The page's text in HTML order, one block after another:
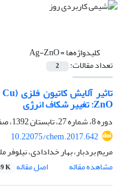
کلیدواژه‌ها =Ag-ZnO
تعداد مقالات: 2
ZnO: تغییر شکاف انرژی
دوره 8، شماره 27، تابستان 1392، صفحه
10.22075/chem.2017.642
مریم بردبار، بهار خدادادی، نیلوفر
مشاهده مقاله
اصل مقاله K